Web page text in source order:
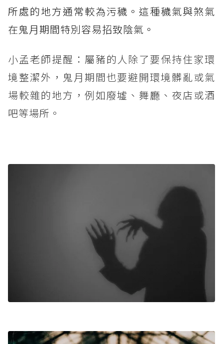
所處的地方通常較為污穢。這種穢氣與煞氣
在鬼月期間特別容易招致陰氣。
小孟老師提醒：屬豬的人除了要保持住家環
境整潔外，鬼月期間也要避開環境髒亂或氣
場較雜的地方，例如廢墟、舞廳、夜店或酒
吧等場所。